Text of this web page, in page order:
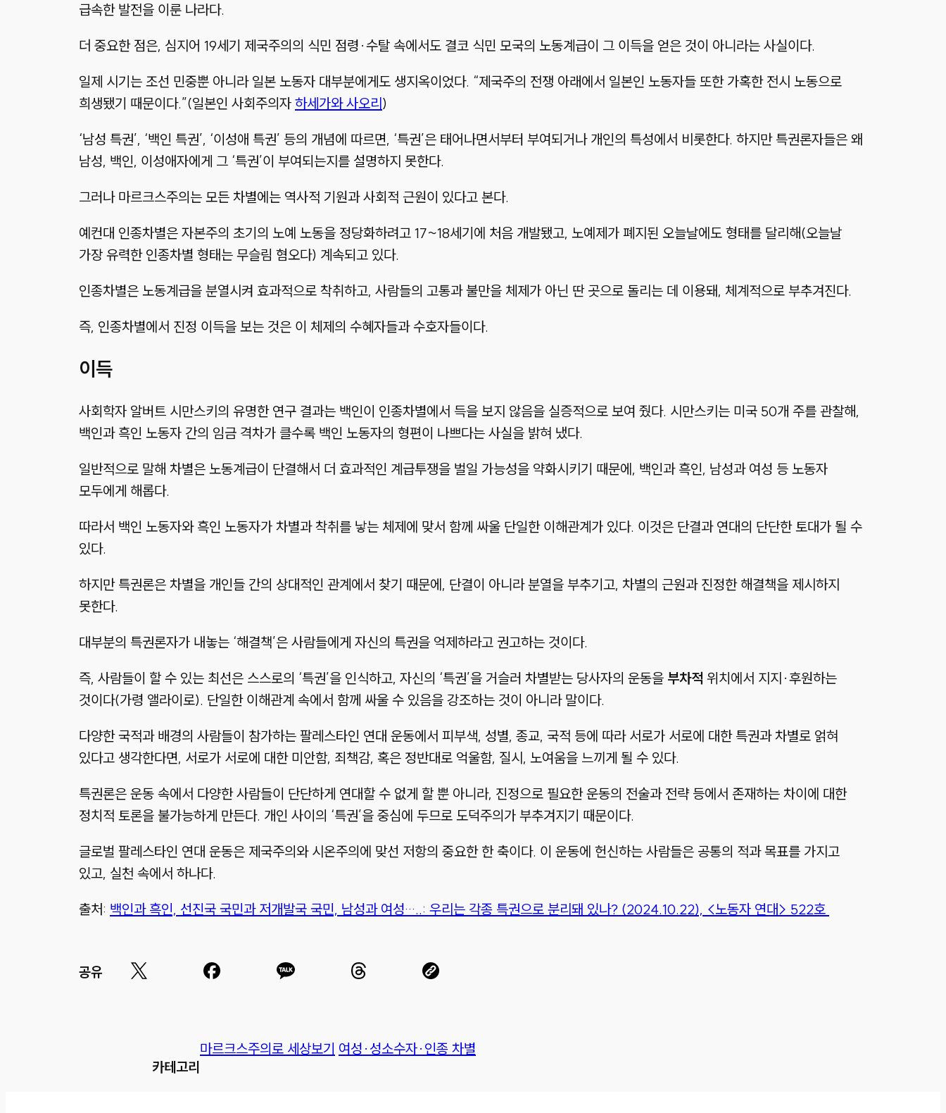
급속한 발전을 이룬 나라다.
더 중요한 점은, 심지어 19세기 제국주의의 식민 점령 ·수탈 속에서도 결코 식민 모국의 노동계급이 그 이득을 얻은 것이 아니라는 사실이다.
일제 시기는 조선 민중뿐 아니라 일본 노동자 대부분에게도 생지옥이었다. “제국주의 전쟁 아래에서 일본인 노동자들 또한 가혹한 전시 노동으로
희생됐기 때문이다.”(일본인 사회주의자 하세가와 사오리)
‘남성 특권’, ‘백인 특권’, ‘이성애 특권’ 등의 개념에 따르면, ‘특권’은 태어나면서부터 부여되거나 개인의 특성에서 비롯한다. 하지만 특권론자들은 왜
남성, 백인, 이성애자에게 그 ‘특권’이 부여되는지를 설명하지 못한다.
그러나 마르크스주의는 모든 차별에는 역사적 기원과 사회적 근원이 있다고 본다.
예컨대 인종차별은 자본주의 초기의 노예 노동을 정당화하려고 17~18세기에 처음 개발됐고, 노예제가 폐지된 오늘날에도 형태를 달리해(오늘날
가장 유력한 인종차별 형태는 무슬림 혐오다) 계속되고 있다.
인종차별은 노동계급을 분열시켜 효과적으로 착취하고, 사람들의 고통과 불만을 체제가 아닌 딴 곳으로 돌리는 데 이용돼, 체계적으로 부추겨진다.
즉, 인종차별에서 진정 이득을 보는 것은 이 체제의 수혜자들과 수호자들이다.
이득
사회학자 알버트 시만스키의 유명한 연구 결과는 백인이 인종차별에서 득을 보지 않음을 실증적으로 보여 줬다. 시만스키는 미국 50개 주를 관찰해,
백인과 흑인 노동자 간의 임금 격차가 클수록 백인 노동자의 형편이 나쁘다는 사실을 밝혀 냈다.
일반적으로 말해 차별은 노동계급이 단결해서 더 효과적인 계급투쟁을 벌일 가능성을 약화시키기 때문에, 백인과 흑인, 남성과 여성 등 노동자
모두에게 해롭다.
따라서 백인 노동자와 흑인 노동자가 차별과 착취를 낳는 체제에 맞서 함께 싸울 단일한 이해관계가 있다. 이것은 단결과 연대의 단단한 토대가 될 수
있다.
하지만 특권론은 차별을 개인들 간의 상대적인 관계에서 찾기 때문에, 단결이 아니라 분열을 부추기고, 차별의 근원과 진정한 해결책을 제시하지
못한다.
대부분의 특권론자가 내놓는 ‘해결책’은 사람들에게 자신의 특권을 억제하라고 권고하는 것이다.
즉, 사람들이 할 수 있는 최선은 스스로의 ‘특권’을 인식하고, 자신의 ‘특권’을 거슬러 차별받는 당사자의 운동을 부차적 위치에서 지지 ·후원하는
것이다(가령 앨라이로). 단일한 이해관계 속에서 함께 싸울 수 있음을 강조하는 것이 아니라 말이다.
다양한 국적과 배경의 사람들이 참가하는 팔레스타인 연대 운동에서 피부색, 성별, 종교, 국적 등에 따라 서로가 서로에 대한 특권과 차별로 얽혀
있다고 생각한다면, 서로가 서로에 대한 미안함, 죄책감, 혹은 정반대로 억울함, 질시, 노여움을 느끼게 될 수 있다.
특권론은 운동 속에서 다양한 사람들이 단단하게 연대할 수 없게 할 뿐 아니라, 진정으로 필요한 운동의 전술과 전략 등에서 존재하는 차이에 대한
정치적 토론을 불가능하게 만든다. 개인 사이의 ‘특권’을 중심에 두므로 도덕주의가 부추겨지기 때문이다.
글로벌 팔레스타인 연대 운동은 제국주의와 시온주의에 맞선 저항의 중요한 한 축이다. 이 운동에 헌신하는 사람들은 공통의 적과 목표를 가지고
있고, 실천 속에서 하나다.
출처: 백인과 흑인, 선진국 국민과 저개발국 국민, 남성과 여성…..: 우리는 각종 특권으로 분리돼 있나? (2024.10.22), <노동자 연대> 522호
공유
카테고리
마르크스주의로 세상보기 여성·성소수자·인종 차별